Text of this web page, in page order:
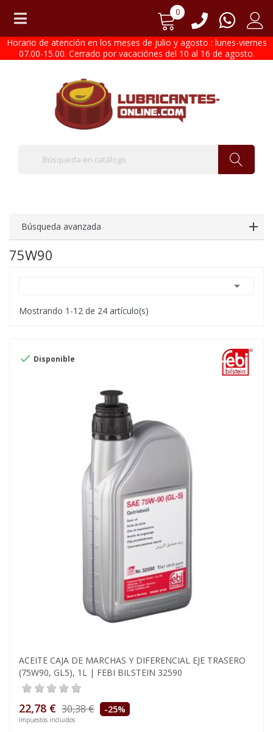
0
Horario de atención en los meses de julio y agosto : lunes-viernes
07.00-15.00. Cerrado por vacaciónes del 10 al 16 de agosto.
Búsqueda avanzada
75W90

Mostrando 1-12 de 24 artículo(s)
 Disponible
ACEITE CAJA DE MARCHAS Y DIFERENCIAL EJE TRASERO
(75W90, GL5), 1L | FEBI BILSTEIN 32590
22,78 € 30,38 € -25%
Impuestos incluidos